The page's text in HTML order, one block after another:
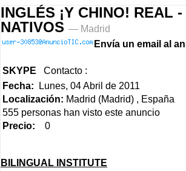
INGLÉS ¡Y CHINO! REAL -
NATIVOS — Madrid
Envía un email al
SKYPE Contacto :
Fecha:
Lunes, 04 Abril de 2011
Localización: Madrid (Madrid) , España
555 personas han visto este anuncio
Precio: 0
BILINGUAL INSTITUTE